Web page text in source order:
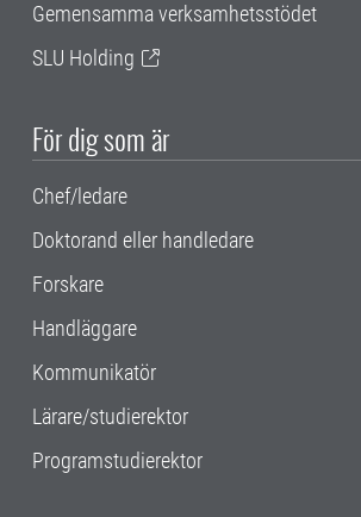
Gemensamma verksamhetsstödet
SLU Holding
För dig som är
Chef/ledare
Doktorand eller handledare
Forskare
Handläggare
Kommunikatör
Lärare/studierektor
Programstudierektor